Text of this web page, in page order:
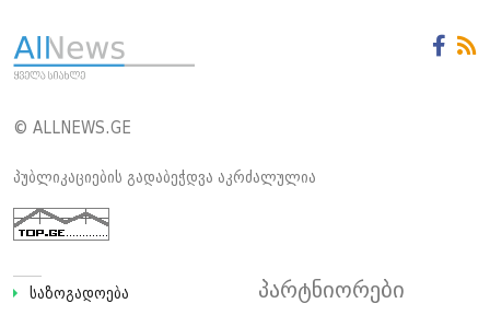
© ALLNEWS.GE
პუბლიკაციების გადაბეჭდვა აკრძალულია
საზოგადოება
პარტნიორები